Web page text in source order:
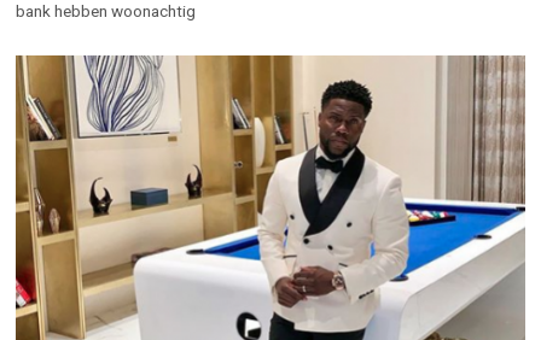
bank hebben woonachtig